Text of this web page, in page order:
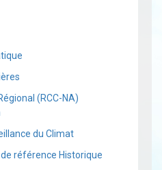
(RCC-NA)
du Climat
référence Historique